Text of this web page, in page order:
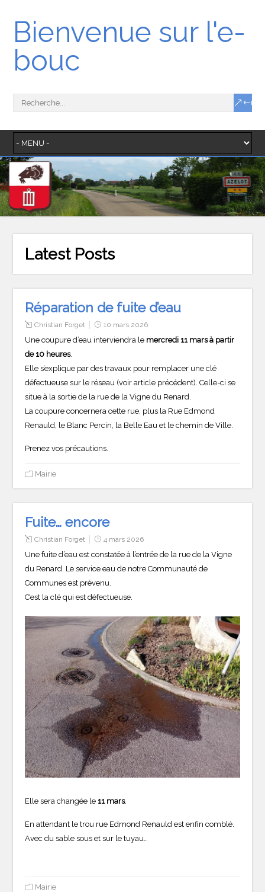
Bienvenue sur l'e-
bouc
Latest Posts
Réparation de fuite d’eau
Christian Forget 10 mars 2026
Une coupure d’eau interviendra le mercredi 11 mars à partir
de 10 heures.
Elle s’explique par des travaux pour remplacer une clé
défectueuse sur le réseau (voir article précédent). Celle-ci se
situe à la sortie de la rue de la Vigne du Renard.
La coupure concernera cette rue, plus la Rue Edmond
Renauld, le Blanc Percin, la Belle Eau et le chemin de Ville.
Prenez vos précautions.
Mairie
Fuite… encore
Christian Forget 4 mars 2026
Une fuite d’eau est constatée à l’entrée de la rue de la Vigne
du Renard. Le service eau de notre Communauté de
Communes est prévenu.
C’est la clé qui est défectueuse.
Elle sera changée le 11 mars.
En attendant le trou rue Edmond Renauld est enfin comblé.
Avec du sable sous et sur le tuyau…
Mairie